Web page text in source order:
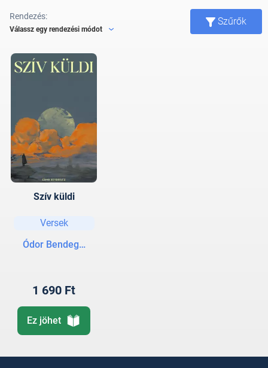
Rendezés:
Válassz egy rendezési módot
Szűrők
Szív küldi
Versek
Ódor Bendegúz
1 690 Ft
Ez jöhet